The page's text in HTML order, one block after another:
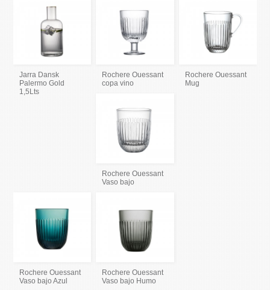
Jarra Dansk
Palermo Gold
1,5Lts
Rochere Ouessant
copa vino
Rochere Ouessant
Mug
Rochere Ouessant
Vaso bajo
Rochere Ouessant
Vaso bajo Azul
Rochere Ouessant
Vaso bajo Humo